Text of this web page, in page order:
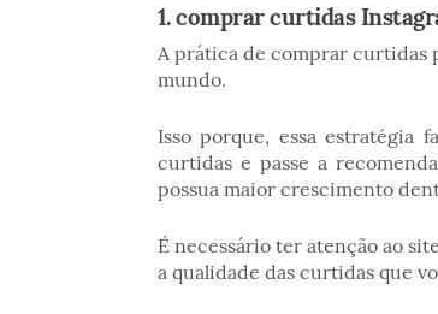
1. comprar curtidas
A prática de comprar curtidas
mundo.
Isso porque, essa estratégia
curtidas e passe a
possua maior crescimento
É necessário ter atenção ao
a qualidade das curtidas que